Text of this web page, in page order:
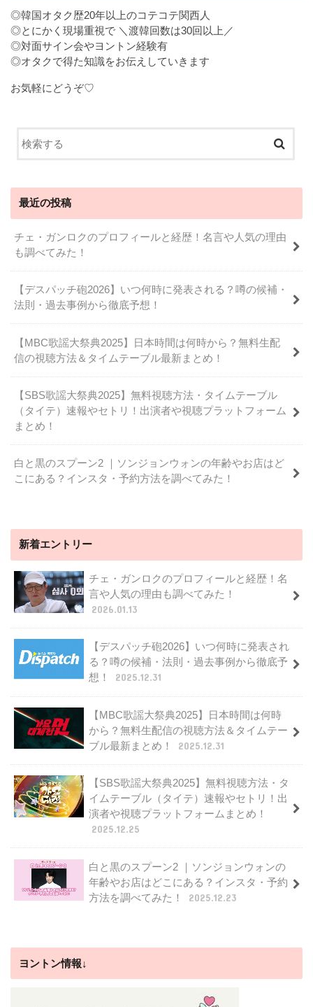
◎韓国オタク歴20年以上のコテコテ関西人
◎とにかく現場重視で ＼渡韓回数は30回以上／
◎対面サイン会やヨントン経験有
◎オタクで得た知識をお伝えしていきます
お気軽にどうぞ♡
最近の投稿
チェ・ガンロクのプロフィールと経歴！名言や人気の理由
も調べてみた！
【デスパッチ砲2026】いつ何時に発表される？噂の候補・
法則・過去事例から徹底予想！
【MBC歌謡大祭典2025】日本時間は何時から？無料生配
信の視聴方法＆タイムテーブル最新まとめ！
【SBS歌謡大祭典2025】無料視聴方法・タイムテーブル
（タイテ）速報やセトリ！出演者や視聴プラットフォーム
まとめ！
白と黒のスプーン2 ｜ソンジョンウォンの年齢やお店はど
こにある？インスタ・予約方法を調べてみた！
新着エントリー
チェ・ガンロクのプロフィールと経歴！名
言や人気の理由も調べてみた！
2026.01.13
【デスパッチ砲2026】いつ何時に発表され
る？噂の候補・法則・過去事例から徹底予
想！
2025.12.31
【MBC歌謡大祭典2025】日本時間は何時
から？無料生配信の視聴方法＆タイムテー
ブル最新まとめ！
2025.12.31
【SBS歌謡大祭典2025】無料視聴方法・タ
イムテーブル（タイテ）速報やセトリ！出
演者や視聴プラットフォームまとめ！
2025.12.25
白と黒のスプーン2 ｜ソンジョンウォンの
年齢やお店はどこにある？インスタ・予約
方法を調べてみた！
2025.12.23
ヨントン情報↓